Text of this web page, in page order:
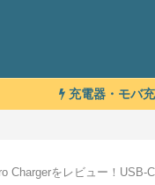
充電器・モバ
Chargerをレビュー！USB-